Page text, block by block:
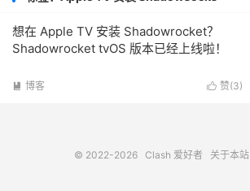
想在 Apple TV 安装 Shadowrocket？
Shadowrocket tvOS 版本已经上线啦！
 赞(3)
 博客
© 2022-2026 Clash 爱好者 关于本站